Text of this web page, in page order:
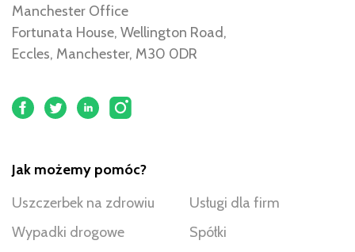
Manchester Office
Fortunata House, Wellington Road,
Eccles, Manchester, M30 0DR
Jak możemy pomóc?
Uszczerbek na zdrowiu
Wypadki drogowe
Usługi dla firm
Spółki